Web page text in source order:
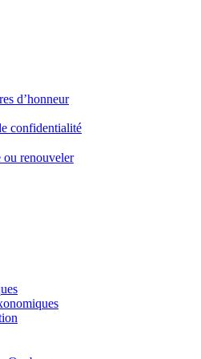
d’honneur
confidentialité
ou renouveler